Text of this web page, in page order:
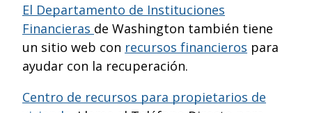
El Departamento de Instituciones
Financieras de Washington también tiene
un sitio web con recursos financieros para
ayudar con la recuperación.
Centro de recursos para propietarios de